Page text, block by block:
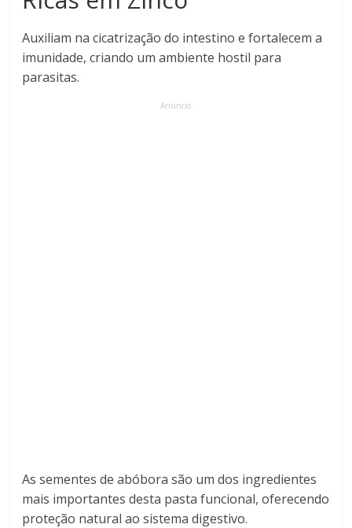
Auxiliam na cicatrização do intestino e fortalecem a
imunidade, criando um ambiente hostil para
parasitas.
Anúncio
As sementes de abóbora são um dos ingredientes
mais importantes desta pasta funcional, oferecendo
proteção natural ao sistema digestivo.